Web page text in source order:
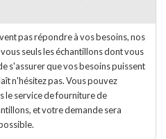
pas répondre à vos besoins, nos
seuls les échantillons dont vous
s'assurer que vos besoins puissent
n'hésitez pas. Vous pouvez
le service de fourniture de
et votre demande sera